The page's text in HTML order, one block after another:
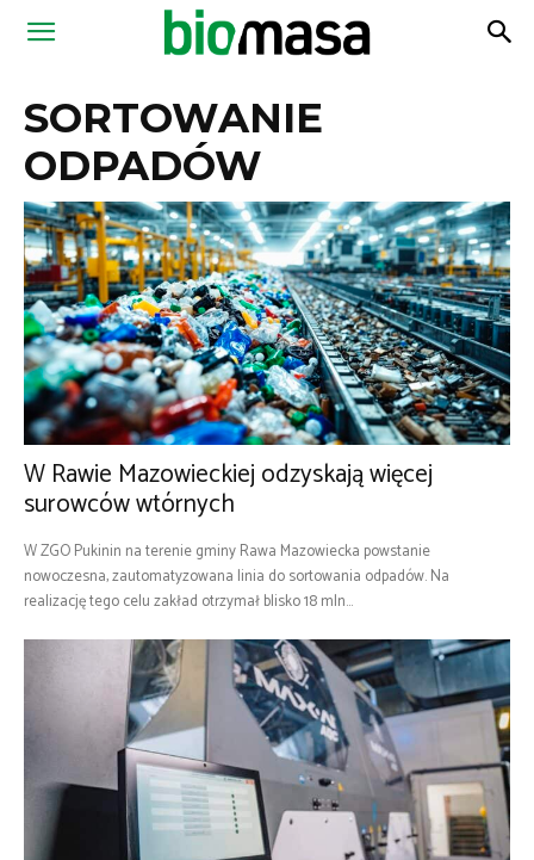
Magazyn
SORTOWANIE
ODPADÓW
W Rawie Mazowieckiej odzyskają więcej
surowców wtórnych
W ZGO Pukinin na terenie gminy Rawa Mazowiecka powstanie
nowoczesna, zautomatyzowana linia do sortowania odpadów. Na
realizację tego celu zakład otrzymał blisko 18 mln...